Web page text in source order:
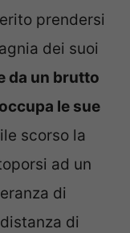
prendersi
dei suoi
da un brutto
le sue
scorso la
ad un
di
di